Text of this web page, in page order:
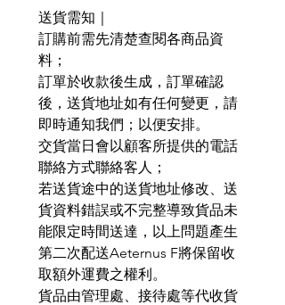
送貨需知｜
訂購前需先清楚查閱各商品資
料；
訂單於收款後生成，訂單確認
後，送貨地址如有任何變更，請
即時通知我們；以便安排。
交貨當日會以顧客所提供的電話
聯絡方式聯絡客人；
若送貨途中的送貨地址修改、送
貨資料錯誤或不完整導致貨品未
能限定時間送達，以上問題產生
第二次配送Aeternus F將保留收
取額外運費之權利。
貨品由管理處、接待處等代收貨